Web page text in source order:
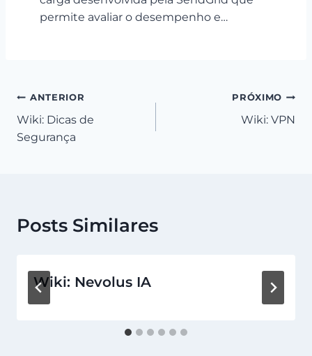
permite avaliar o desempenho e…
Navegação
de
Post
ANTERIOR
Wiki: Dicas de
Segurança
PRÓXIMO
Wiki: VPN
Posts Similares
Wiki: Nevolus IA